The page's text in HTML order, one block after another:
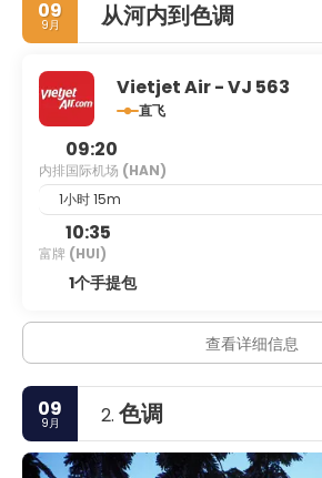
09
9月 从河内到色调
Vietjet Air - VJ 563
直飞
09:20
内排国际机场 (HAN)
1小时 15m
10:35
富牌 (HUI)
1个手提包
查看详细信息
09
9月 2. 色调